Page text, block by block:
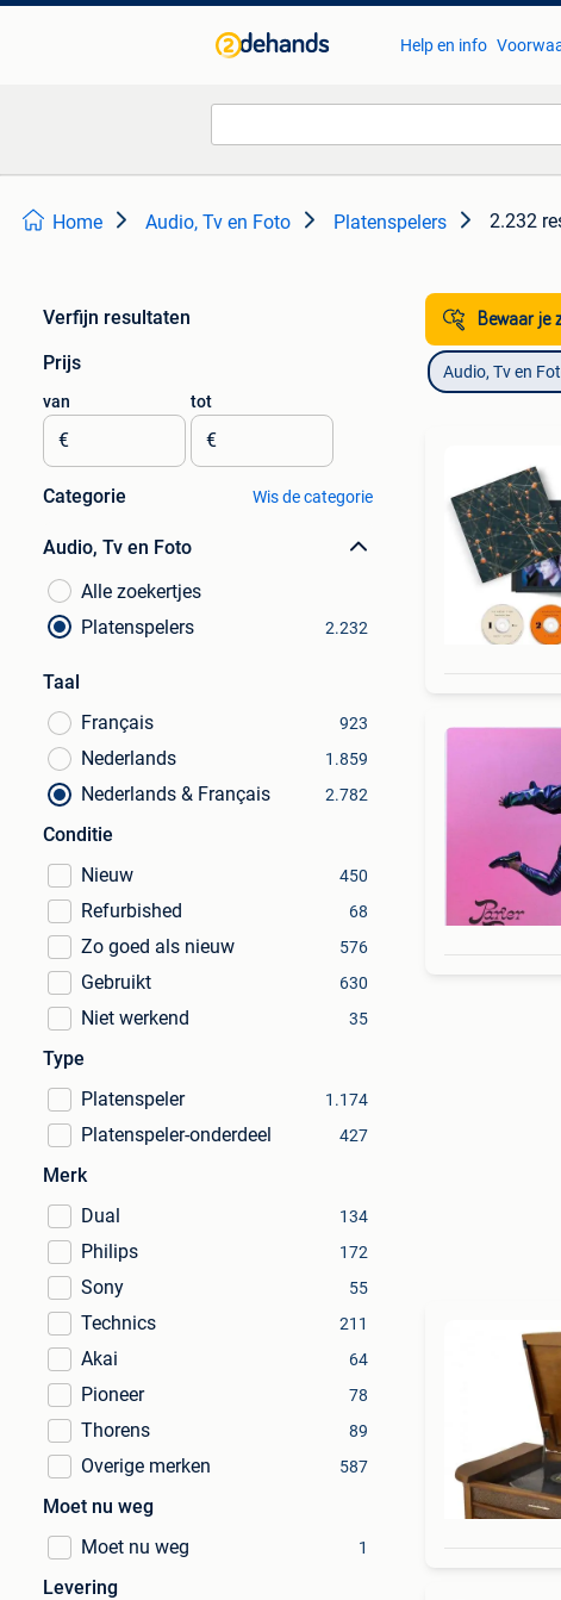
Help en info
Home Audio, Tv en Foto Platenspelers 2.232
Verfijn resultaten
Prijs
van
€
tot
€
Categorie Wis de categorie
Audio, Tv en Foto
Alle zoekertjes
Platenspelers
2.232
Taal
Français
923
Nederlands 1.859
Nederlands & Français 2.782
Conditie
Nieuw
450
Refurbished 68
Zo goed als nieuw 576
Gebruikt 630
Niet werkend 35
Type
Platenspeler
1.174
Platenspeler-onderdeel 427
Merk
Dual
134
Philips 172
Sony 55
Technics 211
Akai 64
Pioneer 78
Thorens 89
Overige merken 587
Moet nu weg
Moet nu weg
1
Levering
Bewaar je
Audio, Tv en